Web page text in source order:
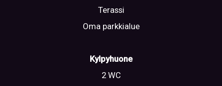
Terassi
Oma parkkialue
Kylpyhuone
2 WC